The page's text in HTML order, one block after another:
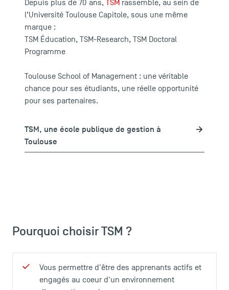
Depuis plus de 70 ans, TSM rassemble, au sein de
l’Université Toulouse Capitole, sous une même
marque :
TSM Éducation, TSM-Research, TSM Doctoral
Programme
Toulouse School of Management : une véritable
chance pour ses étudiants, une réelle opportunité
pour ses partenaires.
TSM, une école publique de gestion à
Toulouse
Pourquoi choisir TSM ?
Vous permettre d'être des apprenants actifs et
engagés au coeur d'un environnement